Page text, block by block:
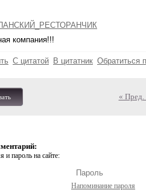
компания!!!
С цитатой В цитатник Обратиться
« Пред.
и пароль на сайте:
Напоминание пароля